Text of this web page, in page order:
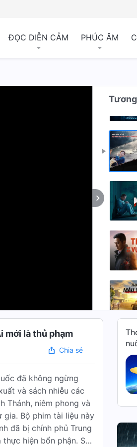
ĐỌC DIỄN CẢM PHÚC ÂM
mới là thủ phạm
Chia sẻ
đã không ngừng
và sách nhiễu các
Thánh, niêm phong và
gia. Bộ phim tài liệu này
đã bị chính phủ Trung
hiện bổn phận. Sau